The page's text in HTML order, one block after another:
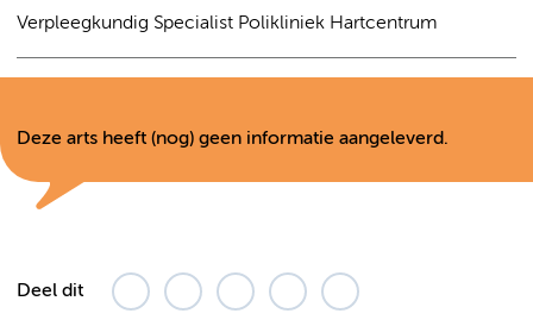
Verpleegkundig Specialist Polikliniek Hartcentrum
Deze arts heeft (nog) geen informatie aangeleverd.
Deel dit